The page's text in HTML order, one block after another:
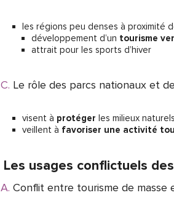
les régions peu denses à proximité
développement d’un tourisme
attrait pour les sports d’hiver
Le rôle des parcs nationaux et
visent à protéger les milieux naturels
veillent à favoriser une activité
Les usages conflictuels
Conflit entre tourisme de masse